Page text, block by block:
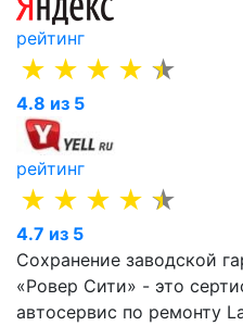
рейтинг
4.8 из 5
рейтинг
4.7 из 5
Сохранение заводской
«Ровер Сити» - это
автосервис по ремонту